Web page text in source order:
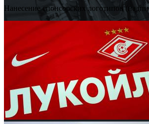
Нанесение спонсорских логотипов